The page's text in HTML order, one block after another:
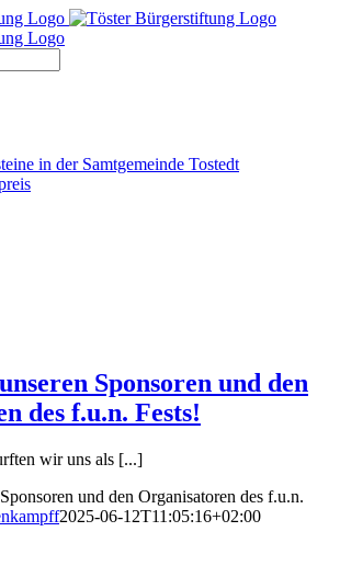
in der Samtgemeinde Tostedt
Sponsoren und den
des f.u.n. Fests!
wir uns als [...]
und den Organisatoren des f.u.n.
2025-06-12T11:05:16+02:00